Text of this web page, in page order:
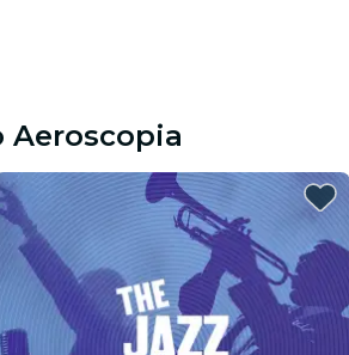
Aeroscopia